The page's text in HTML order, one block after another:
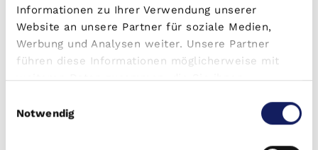
Informationen zu Ihrer Verwendung unserer
Website an unsere Partner für soziale Medien,
Werbung und Analysen weiter. Unsere Partner
führen diese Informationen möglicherweise mit
weiteren Daten zusammen, die Sie ihnen
Nutzung der Dienste gesammelt haben.
Notwendig
Lagebeschreibung
Auf der Karte anzeigen
Leipzig, besticht durch seine hervorragende